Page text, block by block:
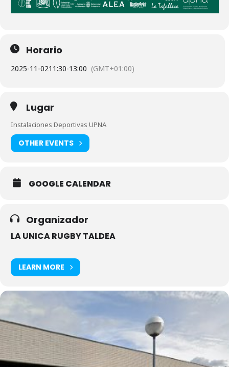
Horario
2025-11-0211:30-13:00 (GMT+01:00)
Lugar
Instalaciones Deportivas UPNA
OTHER EVENTS
GOOGLE CALENDAR
Organizador
LA UNICA RUGBY TALDEA
LEARN MORE